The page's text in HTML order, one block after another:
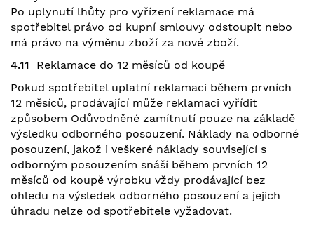
Po uplynutí lhůty pro vyřízení reklamace má
spotřebitel právo od kupní smlouvy odstoupit nebo
má právo na výměnu zboží za nové zboží.
4.11 Reklamace do 12 měsíců od koupě
Pokud spotřebitel uplatní reklamaci během prvních
12 měsíců, prodávající může reklamaci vyřídit
způsobem Odůvodněné zamítnutí pouze na základě
výsledku odborného posouzení. Náklady na odborné
posouzení, jakož i veškeré náklady související s
odborným posouzením snáší během prvních 12
měsíců od koupě výrobku vždy prodávající bez
ohledu na výsledek odborného posouzení a jejich
úhradu nelze od spotřebitele vyžadovat.